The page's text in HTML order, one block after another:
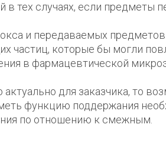
в тех случаях, если предметы
и передаваемых
частиц, которые бы могли
в фармацевтической
актуально для заказчика, то
функцию поддержания
по отношению к смежным.